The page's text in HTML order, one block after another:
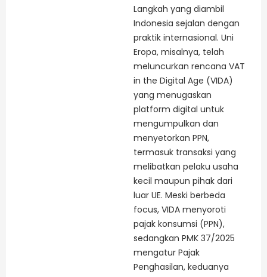
Langkah yang diambil
Indonesia sejalan dengan
praktik internasional. Uni
Eropa, misalnya, telah
meluncurkan rencana VAT
in the Digital Age (VIDA)
yang menugaskan
platform digital untuk
mengumpulkan dan
menyetorkan PPN,
termasuk transaksi yang
melibatkan pelaku usaha
kecil maupun pihak dari
luar UE. Meski berbeda
focus, VIDA menyoroti
pajak konsumsi (PPN),
sedangkan PMK 37/2025
mengatur Pajak
Penghasilan, keduanya